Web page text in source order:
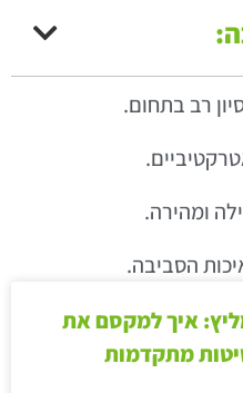
רב בתחום.
ומהירה.
הסביבה.
איך למקסם את
מתקדמות